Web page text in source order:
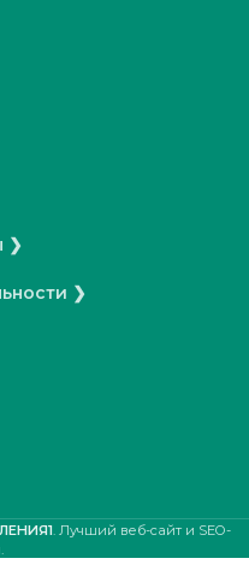
❯
❯
. Лучший веб-сайт и SEO-